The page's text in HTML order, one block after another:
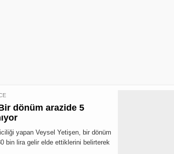
dönüm arazide 5
yapan Veysel Yetişen, bir dönüm
bin lira gelir elde ettiklerini belirterek